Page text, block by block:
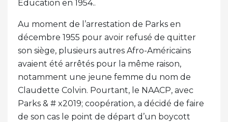
Education en 1954..
Au moment de l’arrestation de Parks en
décembre 1955 pour avoir refusé de quitter
son siège, plusieurs autres Afro-Américains
avaient été arrêtés pour la même raison,
notamment une jeune femme du nom de
Claudette Colvin. Pourtant, le NAACP, avec
Parks & # x2019; coopération, a décidé de faire
de son cas le point de départ d’un boycott